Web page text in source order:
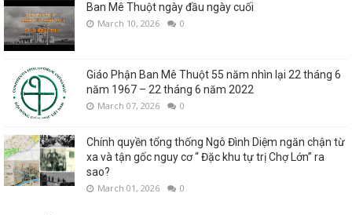
Ban Mê Thuột ngày đầu ngày cuối
March 10, 2026 0
Giáo Phận Ban Mê Thuột 55 năm nhìn lại 22 tháng 6
năm 1967 – 22 tháng 6 năm 2022
March 07, 2026 0
Chính quyền tổng thống Ngô Đình Diệm ngăn chận từ
xa và tận gốc nguy cơ “ Đặc khu tự trị Chợ Lớn” ra
sao?
March 01, 2026 0